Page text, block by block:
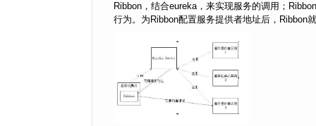
Ribbon，结合eureka，来实现服务的调用；
行为。为Ribbon配置服务提供者地址后，Ribbon